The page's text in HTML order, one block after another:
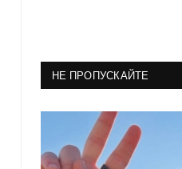
НЕ ПРОПУСКАЙТЕ